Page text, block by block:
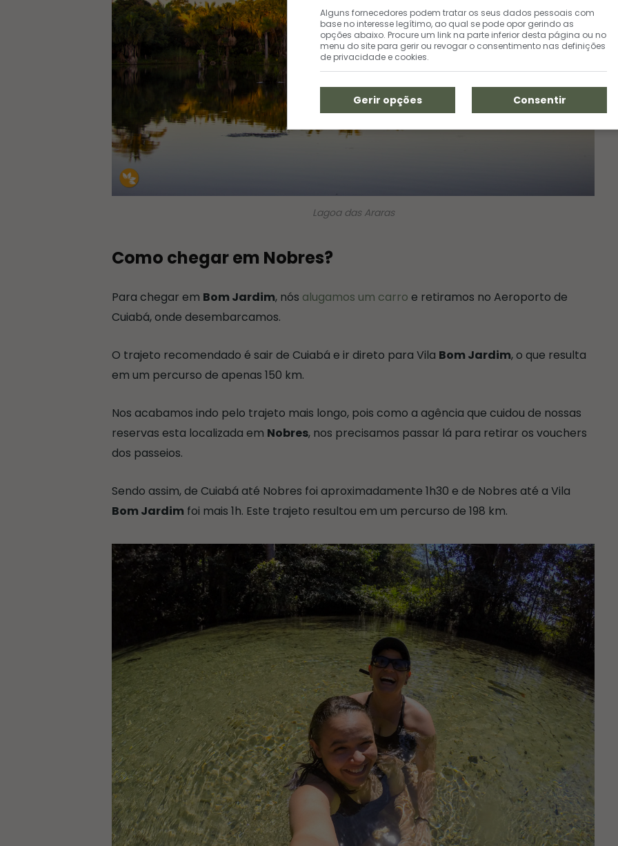
Lagoa das Araras
Como chegar em Nobres?
Para chegar em Bom Jardim, nós alugamos um carro e retiramos no Aeroporto de
Cuiabá, onde desembarcamos.
O trajeto recomendado é sair de Cuiabá e ir direto para Vila Bom Jardim, o que resulta
em um percurso de apenas 150 km.
Nos acabamos indo pelo trajeto mais longo, pois como a agência que cuidou de nossas
reservas esta localizada em Nobres, nos precisamos passar lá para retirar os vouchers
dos passeios.
Sendo assim, de Cuiabá até Nobres foi aproximadamente 1h30 e de Nobres até a Vila
Bom Jardim foi mais 1h. Este trajeto resultou em um percurso de 198 km.
Alguns fornecedores podem tratar os seus dados pessoais com
base no interesse legítimo, ao qual se pode opor gerindo as
opções abaixo. Procure um link na parte inferior desta página ou no
menu do site para gerir ou revogar o consentimento nas definições
de privacidade e cookies.
Consentir
Gerir opções